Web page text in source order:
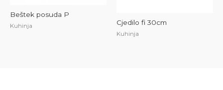
Beštek posuda P
Kuhinja Cjedilo fi 30cm
Kuhinja